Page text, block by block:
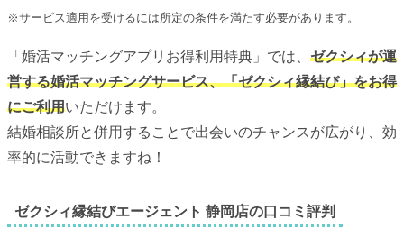
※サービス適用を受けるには所定の条件を満たす必要があります。
「婚活マッチングアプリお得利用特典」では、 ゼクシィが運
営する婚活マッチングサービス、「ゼクシィ縁結び」をお得
にご利用いただけます。
結婚相談所と併用することで出会いのチャンスが広がり、効
率的に活動できますね！
ゼクシィ縁結びエージェント 静岡店の口コミ評判